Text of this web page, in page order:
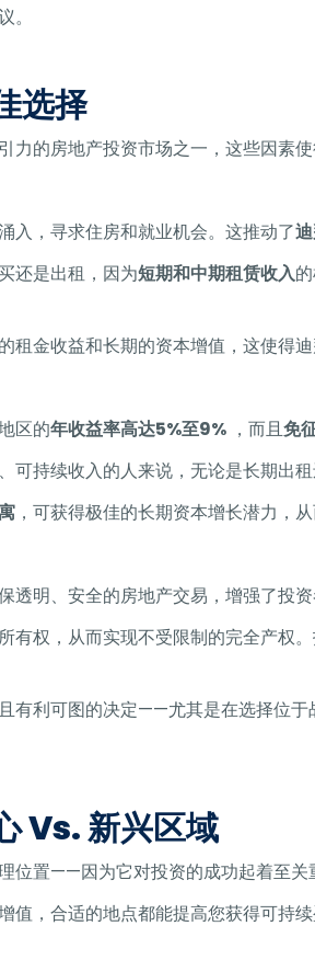
选择
力的房地产投资市场之一，这些因素
入，寻求住房和就业机会。这推动了
还是出租，因为短期和中期租赁收入
租金收益和长期的资本增值，这使得
区的年收益率高达5%至9% ，而且免
可持续收入的人来说，无论是长期出
，可获得极佳的长期资本增长潜力，
明、安全的房地产交易，增强了投资
有权，从而实现不受限制的完全产权
有利可图的决定——尤其是在选择位
Vs. 新兴区域
位置——因为它对投资的成功起着至关
，合适的地点都能提高您获得可持续